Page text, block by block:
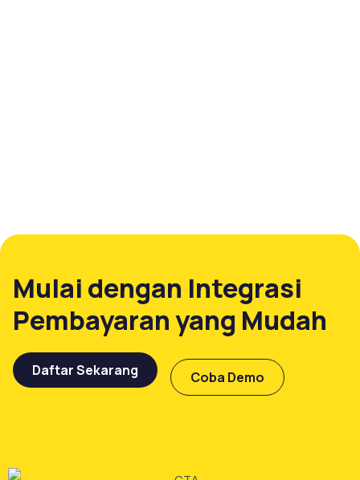
Mulai dengan Integrasi
Pembayaran yang Mudah
Daftar Sekarang Coba Demo